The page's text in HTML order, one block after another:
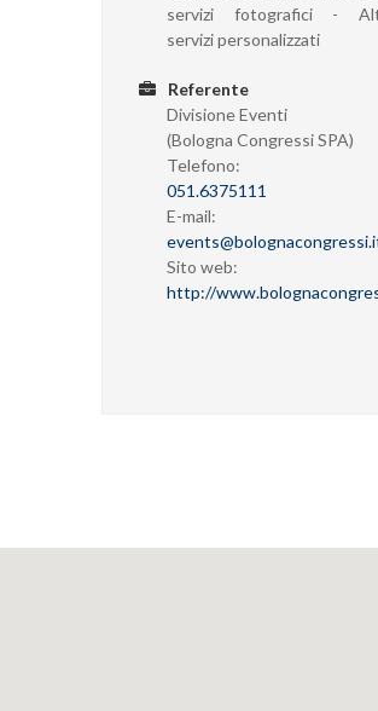
servizi fotografici -
servizi personalizzati
Referente
Divisione Eventi
(Bologna Congressi SPA)
Telefono:
051.6375111
E-mail:
Sito web:
http://